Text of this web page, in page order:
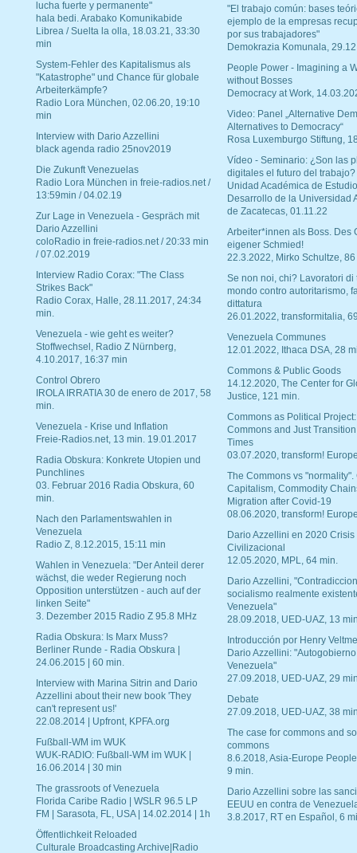
lucha fuerte y permanente"
hala bedi. Arabako Komunikabide
Librea / Suelta la olla, 18.03.21, 33:30
min
System-Fehler des Kapitalismus als
"Katastrophe" und Chance für globale
Arbeiterkämpfe?
Radio Lora München, 02.06.20, 19:10
min
Interview with Dario Azzellini
black agenda radio 25nov2019
Die Zukunft Venezuelas
Radio Lora München in freie-radios.net /
13:59min / 04.02.19
Zur Lage in Venezuela - Gespräch mit
Dario Azzellini
coloRadio in freie-radios.net / 20:33 min
/ 07.02.2019
Interview Radio Corax: "The Class
Strikes Back"
Radio Corax, Halle, 28.11.2017, 24:34
min.
Venezuela - wie geht es weiter?
Stoffwechsel, Radio Z Nürnberg,
4.10.2017, 16:37 min
Control Obrero
IROLA IRRATIA 30 de enero de 2017, 58
min.
Venezuela - Krise und Inflation
Freie-Radios.net, 13 min. 19.01.2017
Radia Obskura: Konkrete Utopien und
Punchlines
03. Februar 2016 Radia Obskura, 60
min.
Nach den Parlamentswahlen in
Venezuela
Radio Z, 8.12.2015, 15:11 min
Wahlen in Venezuela: "Der Anteil derer
wächst, die weder Regierung noch
Opposition unterstützen - auch auf der
linken Seite"
3. Dezember 2015 Radio Z 95.8 MHz
Radia Obskura: Is Marx Muss?
Berliner Runde - Radia Obskura |
24.06.2015 | 60 min.
Interview with Marina Sitrin and Dario
Azzellini about their new book 'They
can't represent us!'
22.08.2014 | Upfront, KPFA.org
Fußball-WM im WUK
WUK-RADIO: Fußball-WM im WUK |
16.06.2014 | 30 min
The grassroots of Venezuela
Florida Caribe Radio | WSLR 96.5 LP
FM | Sarasota, FL, USA | 14.02.2014 | 1h
Öffentlichkeit Reloaded
Culturale Broadcasting Archive|Radio
"El trabajo común: bases
ejemplo de la empresas
por sus trabajadores"
Demokrazia Komunala,
People Power - Imagining a
without Bosses
Democracy at Work,
Video: Panel „Alternative
Alternatives to Democracy“
Rosa Luxemburgo Stiftung,
Vídeo - Seminario: ¿Son las
digitales el futuro del trabajo?
Unidad Académica de
Desarrollo de la Universidad
de Zacatecas, 01.11.22
Arbeiter*innen als Boss. Des
eigener Schmied!
22.3.2022, Mirko Schultze, 86
Se non noi, chi? Lavoratori di
mondo contro autoritarismo,
dittatura
26.01.2022, transformitalia,
Venezuela Communes
12.01.2022, Ithaca DSA, 28
Commons & Public Goods
14.12.2020, The Center for
Justice, 121 min.
Commons as Political Project:
Commons and Just
Times
03.07.2020, transform!
The Commons vs "normality".
Capitalism, Commodity
Migration after Covid-19
08.06.2020, transform!
Dario Azzellini en 2020 Crisis
Civilizacional
12.05.2020, MPL, 64 min.
Dario Azzellini,
socialismo realmente
Venezuela"
28.09.2018, UED-UAZ, 13
Introducción por Henry
Dario Azzellini:
Venezuela"
27.09.2018, UED-UAZ, 29
Debate
27.09.2018, UED-UAZ, 38
The case for commons and
commons
8.6.2018, Asia-Europe
9 min.
Dario Azzellini sobre las
EEUU en contra de
3.8.2017, RT en Español, 6